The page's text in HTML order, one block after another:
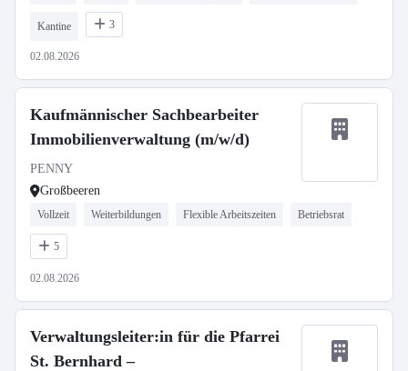
Kantine 3
02.08.2026
Kaufmännischer Sachbearbeiter
Immobilienverwaltung (m/w/d)
PENNY
Großbeeren
Vollzeit Weiterbildungen Flexible Arbeitszeiten Betriebsrat
5
02.08.2026
Verwaltungsleiter:in für die Pfarrei
St. Bernhard –